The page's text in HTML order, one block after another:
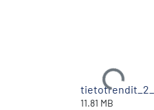
Ladataan...
11.81 MB